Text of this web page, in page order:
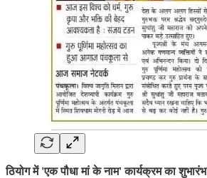
ठियोग में 'एक पौधा मां के नाम' कार्यक्रम का शुभारंभ